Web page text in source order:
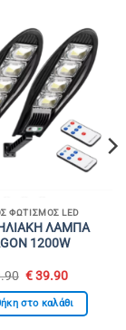
ΦΩΤΙΣΜΌΣ LED
ΛΑΜΠΑ
1200W
Original
was:
€ 69.90.
€39.90Η
τιμή
είναι:
€ 39.90.
στο καλάθι